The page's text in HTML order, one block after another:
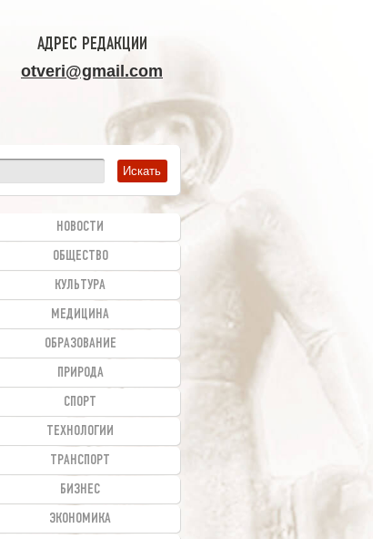
АДРЕС РЕДАКЦИИ
otveri@gmail.com
НОВОСТИ
ОБЩЕСТВО
КУЛЬТУРА
МЕДИЦИНА
ОБРАЗОВАНИЕ
ПРИРОДА
СПОРТ
ТЕХНОЛОГИИ
ТРАНСПОРТ
БИЗНЕС
ЭКОНОМИКА